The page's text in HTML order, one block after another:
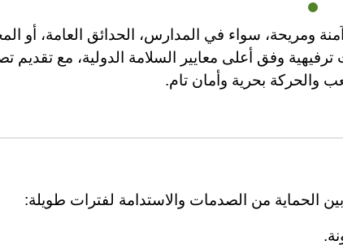
ومريحة، سواء في المدارس، الحدائق العامة، أو
وفق أعلى معايير السلامة الدولية، مع تقديم
والحركة بحرية وأمان تام.
من الصدمات والاستدامة لفترات طويلة: